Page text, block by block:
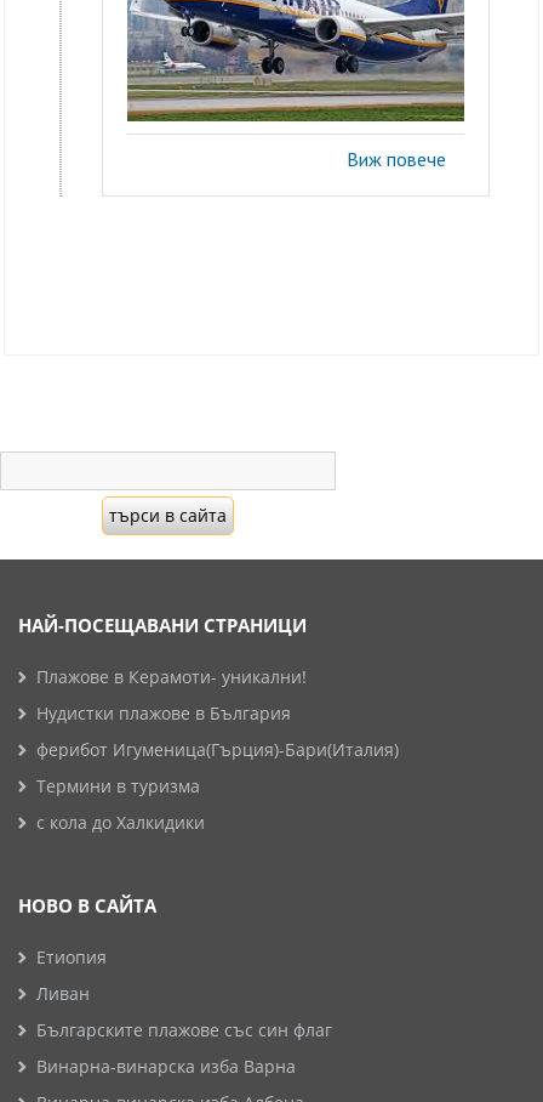
Виж повече
НАЙ-ПОСЕЩАВАНИ СТРАНИЦИ
Плажове в Керамоти- уникални!
Нудистки плажове в България
ферибот Игуменица(Гърция)-Бари(Италия)
Термини в туризма
с кола до Халкидики
НОВО В САЙТА
Етиопия
Ливан
Българските плажове със син флаг
Винарна-винарска изба Варна